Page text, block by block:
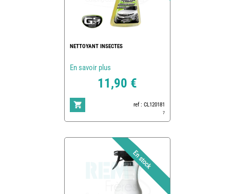
NETTOYANT INSECTES
En savoir plus
11,90 €
ref : CL120181
7